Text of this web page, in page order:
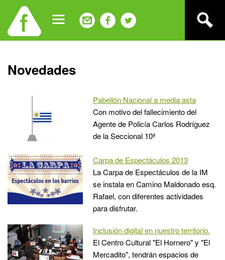
navigation
Back
to
Novedades
Pabellón Nacional a media asta
Con motivo del fallecimiento del
Agente de Policía Carlos Rodríguez
de la Seccional 10ª
Carpa de Espectáculos 2013
La Carpa de Espectáculos de la IM
se instala en Camino Maldonado esq.
Rafael, con diferentes actividades
para disfrutar.
Inclusión digital en nuestro territorio.
El Centro Cultural "El Hornero" y "El
Mercadito", tendrán espacios de